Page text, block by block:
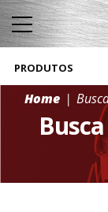
PRODUTOS
Home